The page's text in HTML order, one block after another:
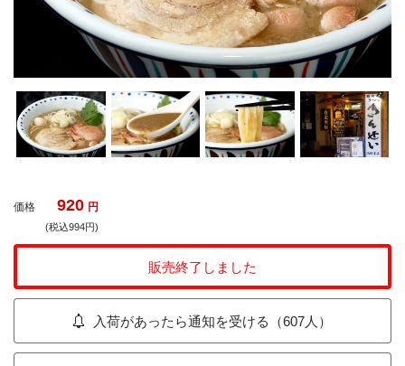
価格 920 円
(税込994円)
販売終了しました
入荷があったら通知を受ける（607人）